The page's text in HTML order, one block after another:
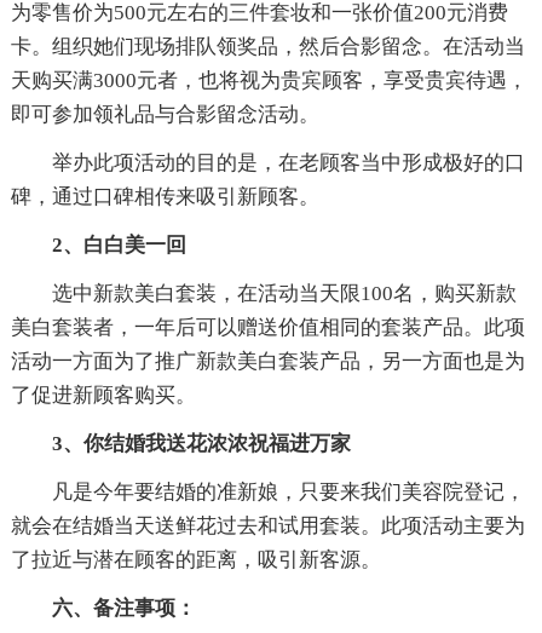
为零售价为500元左右的三件套妆和一张价值200元消费
卡。组织她们现场排队领奖品，然后合影留念。在活动当
天购买满3000元者，也将视为贵宾顾客，享受贵宾待遇，
即可参加领礼品与合影留念活动。
举办此项活动的目的是，在老顾客当中形成极好的口
碑，通过口碑相传来吸引新顾客。
2、白白美一回
选中新款美白套装，在活动当天限100名，购买新款
美白套装者，一年后可以赠送价值相同的套装产品。此项
活动一方面为了推广新款美白套装产品，另一方面也是为
了促进新顾客购买。
3、你结婚我送花浓浓祝福进万家
凡是今年要结婚的准新娘，只要来我们美容院登记，
就会在结婚当天送鲜花过去和试用套装。此项活动主要为
了拉近与潜在顾客的距离，吸引新客源。
六、备注事项：